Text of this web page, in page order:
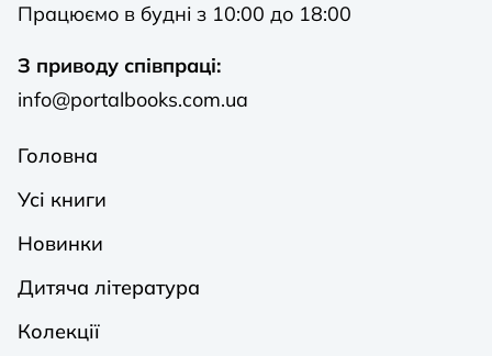
Працюємо в будні з 10:00 до 18:00
З приводу співпраці:
info@portalbooks.com.ua
Головна
Усі книги
Новинки
Дитяча література
Колекції